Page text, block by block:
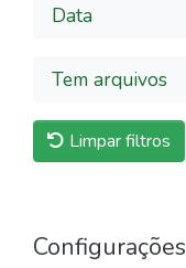
Data
Tem arquivos
Limpar filtros
Configurações